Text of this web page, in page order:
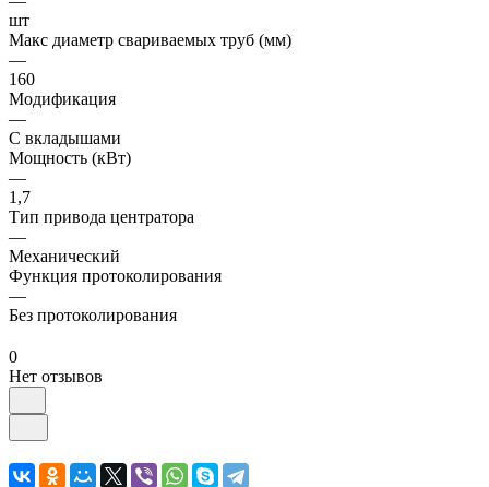
шт
Макс диаметр свариваемых труб (мм)
—
160
Модификация
—
С вкладышами
Мощность (кВт)
—
1,7
Тип привода центратора
—
Механический
Функция протоколирования
—
Без протоколирования
0
Нет отзывов